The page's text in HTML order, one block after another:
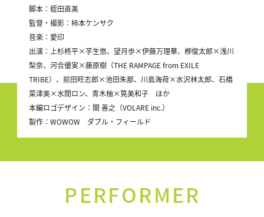
脚本：蛭田直美
監督・撮影：柿本ケンサク
音楽：愛印
出演：上杉柊平×芋生悠、望月歩×伊藤万理華、栁俊太郎×浅川
梨奈、河合優実×藤原樹（THE RAMPAGE from EXILE
TRIBE）、前田旺志郎×池田朱那、川島海荷×水沢林太郎、石橋
菜津美×水間ロン、青木柚×筧美和子 ほか
本編ロゴデザイン：関 善之（VOLARE inc.）
製作：WOWOW ダブル・フィールド
PERFORMER